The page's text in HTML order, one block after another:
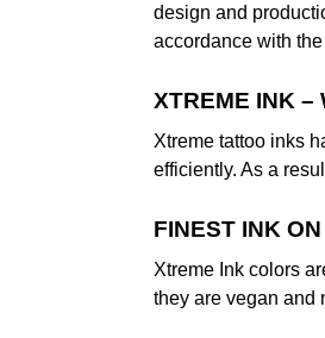
design and
accordance with
XTREME INK –
Xtreme tattoo inks
efficiently. As a
FINEST INK
Xtreme Ink colors
they are vegan and